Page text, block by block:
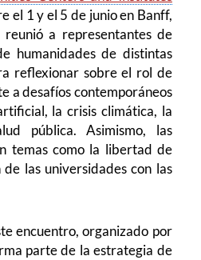
el 1 y el 5 de junio en Banff,
reunió a representantes de
humanidades de distintas
reflexionar sobre el rol de
a desafíos contemporáneos
la crisis climática, la
pública. Asimismo, las
temas como la libertad de
las universidades con las
encuentro, organizado por
parte de la estrategia de